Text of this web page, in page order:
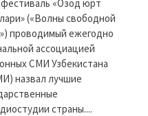
«Озод юрт
(«Волны свободной
проводимый ежегодно
ассоциацией
СМИ Узбекистана
назвал лучшие
страны....